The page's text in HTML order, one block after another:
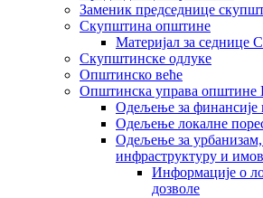
Заменик председнице
Скупштина општине
Материјал за седнице
Скупштинске одлуке
Општинско веће
Општинска управа општине
Одељење за финансије
Одељење локалне
Одељење за урбанизам,
инфраструктуру и
Информације о
дозволе